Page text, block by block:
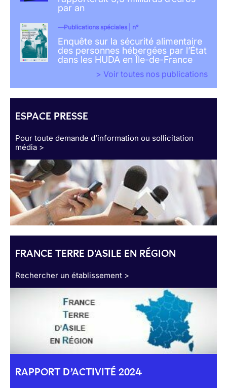
par an
Publications spéciales | n°
Enquête sur la sécurité alimentaire
des personnes hébergées par l’État
dans les HUDA en Île-de-France
> Voir toutes nos publications
ESPACE PRESSE
Pour toute demande d’information ou sollicitation
média >
FRANCE TERRE D'ASILE EN RÉGION
Rechercher un établissement >
RAPPORT D’ACTIVITÉ 2024